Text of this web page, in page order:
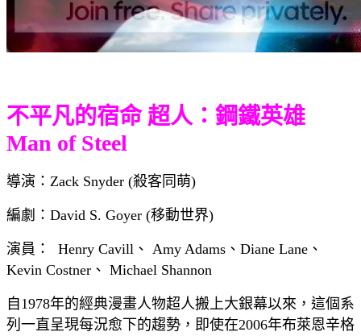
不平凡的宿命 超人：鋼鐵英雄
Man of Steel
導演：Zack Snyder (殺客同萌)
編劇：David S. Goyer (移動世界)
演員： Henry Cavill、 Amy Adams、Diane Lane、
Kevin Costner、 Michael Shannon
自1978年的經典漫畫人物超人搬上大銀幕以來，這個系
列一直呈現每況愈下的趨勢，即使在2006年布萊恩辛格